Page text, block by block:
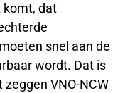
komt, dat
snel aan de
wordt. Dat is
zeggen VNO-NCW